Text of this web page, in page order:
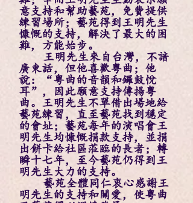
意支持和幫助藝苑，免費提供
練習場所；藝苑得到王明先生
慷慨的支持，解決了最大的困
難，方能始步。
王明先生來自台灣，不諳
廣東話，但他喜歡粵曲；他
說：“粵曲的音韻和鑼鼓悅
耳”，因此願意支持傳揚粵
曲。王明先生不單借出場地給
藝苑練習，直至藝苑找到穩定
的會址；藝苑每年的演唱會王
明先生均慷慨捐款支持，並捐
出餅卡給社區蒞臨的長者；轉
瞬十七年，至今藝苑仍得到王
明先生大力的支持。
藝苑全體同仁衷心感謝王
明先生的支持和關愛，使粵曲